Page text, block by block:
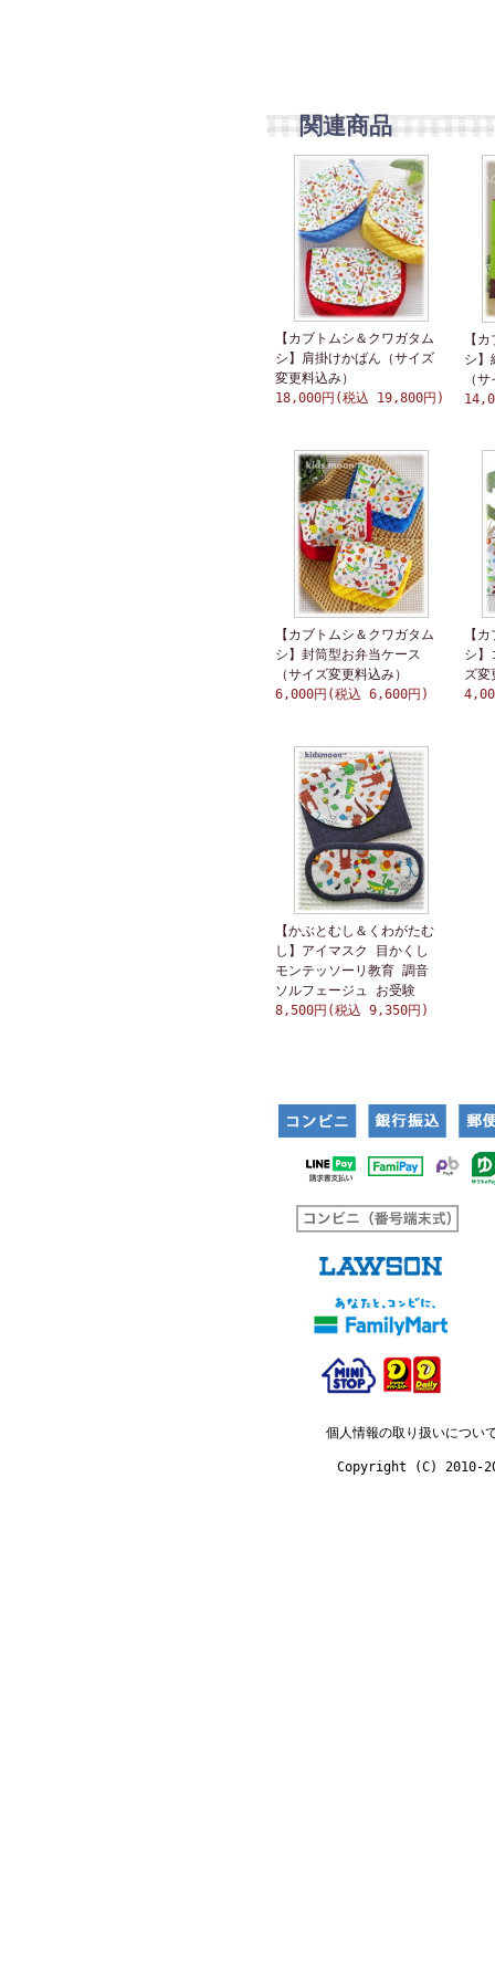
関連商品
【カブトムシ＆クワガタム
シ】肩掛けかばん（サイズ
変更料込み）
18,000円(税込 19,800円)
【
シ】
（
【カブトムシ＆クワガタム
シ】封筒型お弁当ケース
（サイズ変更料込み）
6,000円(税込 6,600円)
【
シ】
ズ変
【かぶとむし＆くわがたむ
し】アイマスク 目かくし
モンテッソーリ教育 調音
ソルフェージュ お受験
8,500円(税込 9,350円)
個人情報の取り扱いについ
Copyright (C) 2010-